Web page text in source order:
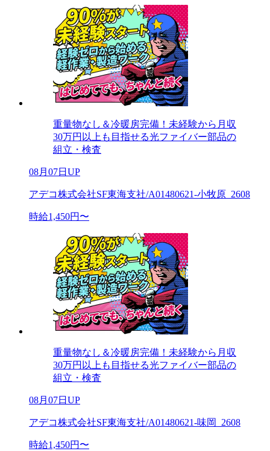
重量物なし＆冷暖房完備！未経験から月収
30万円以上も目指せる光ファイバー部品の
組立・検査
08月07日UP
アデコ株式会社SF東海支社/A01480621-小牧原_2608
時給1,450円〜
重量物なし＆冷暖房完備！未経験から月収
30万円以上も目指せる光ファイバー部品の
組立・検査
08月07日UP
アデコ株式会社SF東海支社/A01480621-味岡_2608
時給1,450円〜